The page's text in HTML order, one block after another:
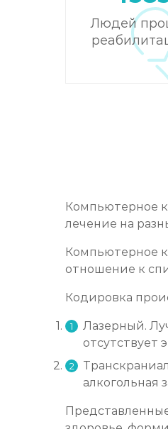
Людей
Компьютерное
лечение на
Компьютерное
отношение к
Кодировка
Лазерный.
отсутствует
алкогольная